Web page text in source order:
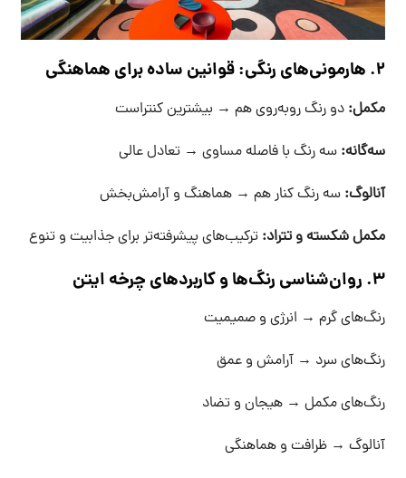
۲. هارمونی‌های رنگی: قوانین ساده برای هماهنگی
مکمل: دو رنگ روبه‌روی هم → بیشترین کنتراست
سه‌گانه: سه رنگ با فاصله مساوی → تعادل عالی
آنالوگ: سه رنگ کنار هم → هماهنگ و آرامش‌بخش
مکمل شکسته و تترا‌د: ترکیب‌های پیشرفته‌تر برای جذابیت و تنوع
۳. روان‌شناسی رنگ‌ها و کاربردهای چرخه ایتن
رنگ‌های گرم → انرژی و صمیمیت
رنگ‌های سرد → آرامش و عمق
رنگ‌های مکمل → هیجان و تضاد
آنالوگ → ظرافت و هماهنگی